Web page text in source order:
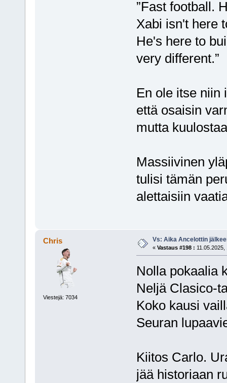
”Fast football.
Xabi isn't here
He's here to
very different.”
En ole itse niin
että osaisin
mutta
Massiivinen
tulisi tämän
alettaisiin
Chris
Viestejä: 7034
Vs: Aika Ancelottin
« Vastaus #198 : 11.05.2025,
Nolla pokaalia
Neljä Clasico-
Koko kausi
Seuran
Kiitos Carlo.
jää historiaan